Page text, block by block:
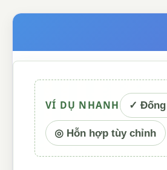
VÍ DỤ NHANH ✓ Đống
◎ Hỗn hợp tùy chỉnh